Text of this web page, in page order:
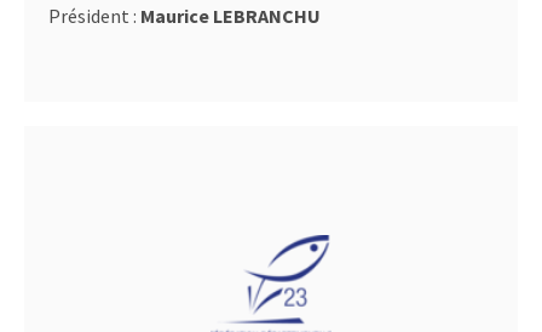
Président : Maurice LEBRANCHU